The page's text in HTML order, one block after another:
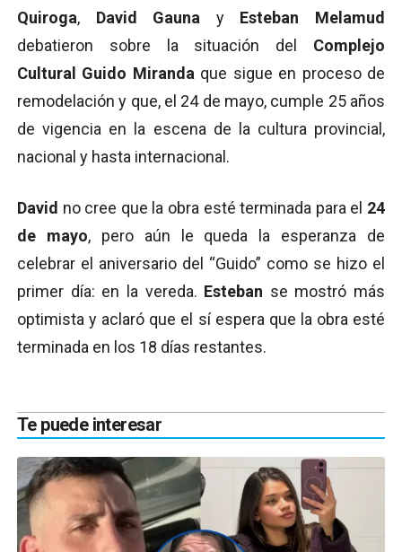
Quiroga, David Gauna y Esteban Melamud
debatieron sobre la situación del Complejo
Cultural Guido Miranda que sigue en proceso de
remodelación y que, el 24 de mayo, cumple 25 años
de vigencia en la escena de la cultura provincial,
nacional y hasta internacional.
David no cree que la obra esté terminada para el 24
de mayo, pero aún le queda la esperanza de
celebrar el aniversario del “Guido” como se hizo el
primer día: en la vereda. Esteban se mostró más
optimista y aclaró que el sí espera que la obra esté
terminada en los 18 días restantes.
Te puede interesar